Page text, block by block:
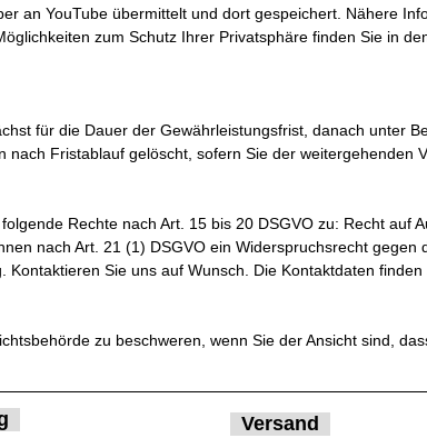
an YouTube übermittelt und dort gespeichert. Nähere
zum Schutz Ihrer Privatsphäre finden Sie in
für die Dauer der Gewährleistungsfrist, danach unter
Fristablauf gelöscht, sofern Sie der weitergehenden
Rechte nach Art. 15 bis 20 DSGVO zu: Recht auf
nach Art. 21 (1) DSGVO ein Widerspruchsrecht gegen
Sie uns auf Wunsch. Die Kontaktdaten finden
zu beschweren, wenn Sie der Ansicht sind,
Versand